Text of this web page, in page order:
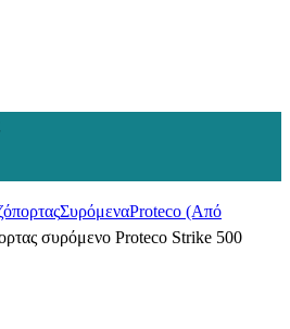
ΣυρόμεναProteco (Από
συρόμενο Proteco Strike 500